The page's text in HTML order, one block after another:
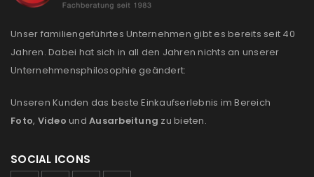
REGISTRIEREN
deine E-Mail-Adresse gesendet.
Unser familiengeführtes Unternehmen gibt es bereits seit 40
Jahren. Dabei hat sich in all den Jahren nichts an unserer
Unternehmensphilosophie geändert:
Unseren Kunden das beste Einkaufserlebnis im Bereich
Foto, Video und Ausarbeitung zu bieten.
SOCIAL ICONS